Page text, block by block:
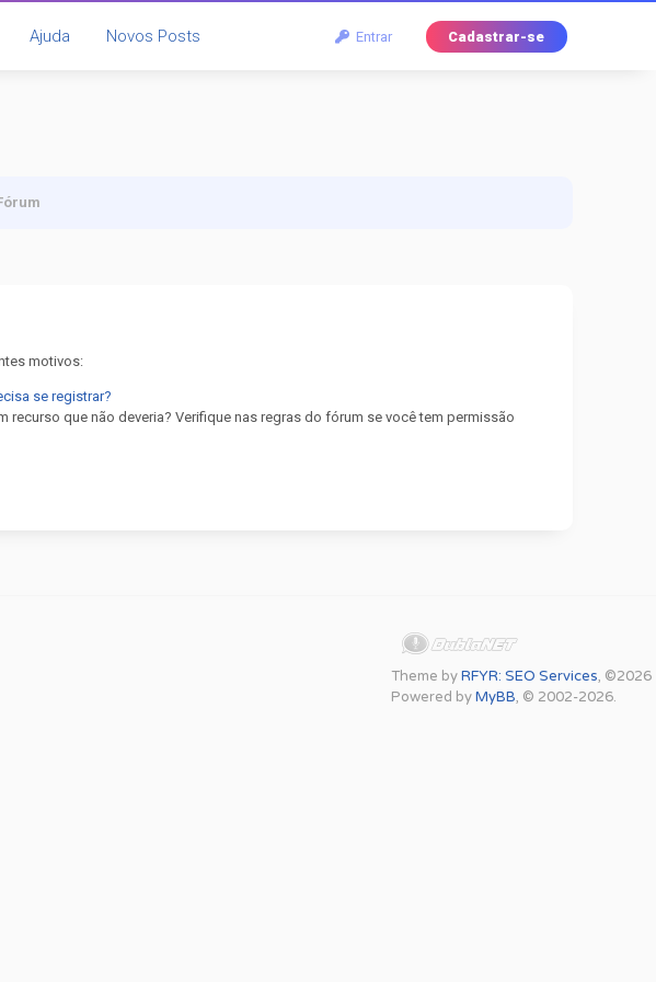
Entrar Cadastrar-se
Ajuda Novos Posts
motivos:
se registrar?
que não deveria? Verifique nas regras do fórum se você tem permissão
Theme byRFYR: SEO Services, ©2026
Powered byMyBB, © 2002-2026.